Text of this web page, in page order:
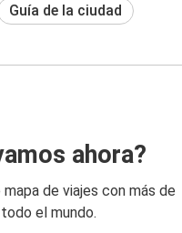
Guía de la ciudad
ahora?
de viajes con más de
el mundo.